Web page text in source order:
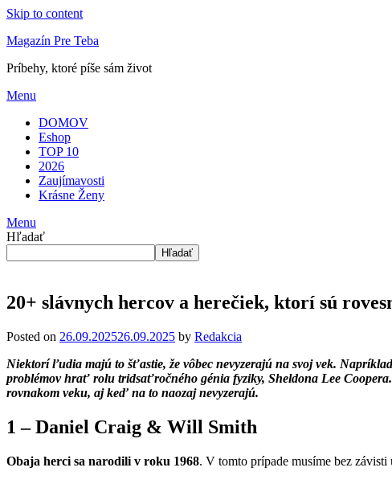
Skip to content
Magazín Pre Teba
Príbehy, ktoré píše sám život
Menu
DOMOV
Eshop
TOP 10
2026
Zaujímavosti
Krásne Ženy
Menu
Hľadať
Hľadať
20+ slávnych hercov a herečiek, ktorí sú
Posted on 26.09.202526.09.2025 by Redakcia
Niektorí ľudia majú to šťastie, že vôbec nevyzerajú na svoj vek.
problémov hrať rolu tridsaťročného génia fyziky, Sheldona Lee
rovnakom veku, aj keď na to naozaj nevyzerajú.
1 – Daniel Craig & Will Smith
Obaja herci sa narodili v roku 1968. V tomto prípade musíme bez